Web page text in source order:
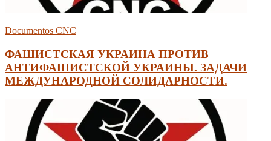
Documentos CNC
ФАШИСТСКАЯ УКРАИНА ПРОТИВ
АНТИФАШИСТСКОЙ УКРАИНЫ. ЗАДАЧИ
МЕЖДУНАРОДНОЙ СОЛИДАРНОСТИ.